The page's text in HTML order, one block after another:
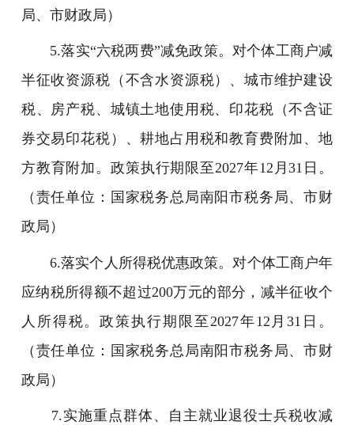
局、市财政局）
5.落实“六税两费”减免政策。对个体工商户减
半征收资源税（不含水资源税）、城市维护建设
税、房产税、城镇土地使用税、印花税（不含证
券交易印花税）、耕地占用税和教育费附加、地
方教育附加。政策执行期限至2027年12月31日。
（责任单位：国家税务总局南阳市税务局、市财
政局）
6.落实个人所得税优惠政策。对个体工商户年
应纳税所得额不超过200万元的部分，减半征收个
人所得税。政策执行期限至2027年12月31日。
（责任单位：国家税务总局南阳市税务局、市财
政局）
7.实施重点群体、自主就业退役士兵税收减